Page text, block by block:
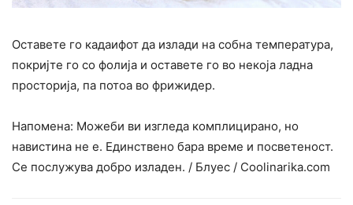
Оставете го кадаифот да излади на собна температура,
покријте го со фолија и оставете го во некоја ладна
просторија, па потоа во фрижидер.
Напомена: Можеби ви изгледа комплицирано, но
навистина не е. Единствено бара време и посветеност.
Се послужува добро изладен. / Блуес / Сооlinarika.com